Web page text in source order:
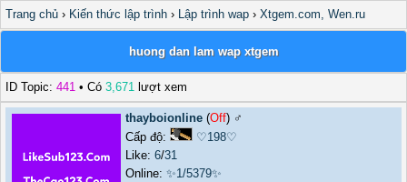
Trang chủ › Kiến thức lập trình › Lập trình wap › Xtgem.com, Wen.ru
huong dan lam wap xtgem
ID Topic: 441 • Có 3,671 lượt xem
thayboionline (Off) ♂️
Cấp độ:
♡198♡
Like: 6/31
Online: ✨1/5379✨